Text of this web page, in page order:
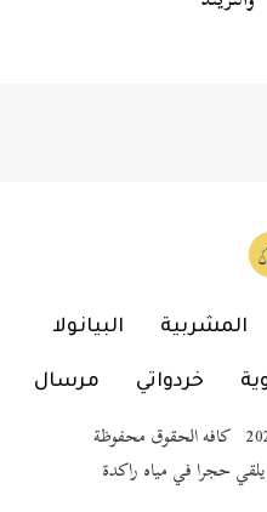
المشربية البيانولا
خردواتي مرسال
حجرا في مياه راكدة